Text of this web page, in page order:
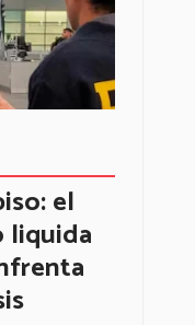
el
liquida